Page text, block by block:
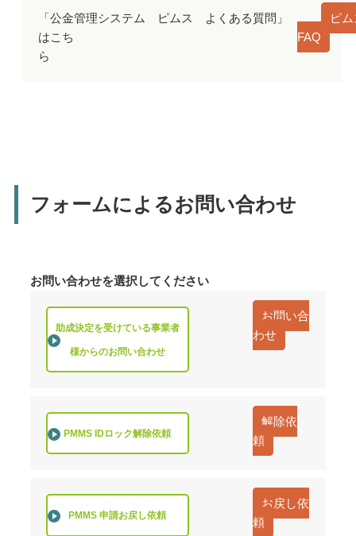
「公金管理システム ピムス よくある質問」
はこち
ピ
FAQ
フォームによるお問い合わせ
お問い合わせを選択してください
助成決定を受けている事業者
様からのお問い合わせ
お問い合
わせ
PMMS IDロック解除依頼
解除依
頼
PMMS 申請お戻し依頼
お戻し依
頼